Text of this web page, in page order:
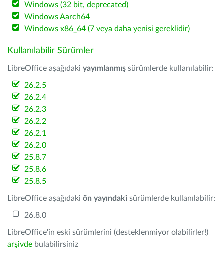
Windows (32 bit, deprecated)
Windows Aarch64
Windows x86_64 (7 veya daha yenisi gereklidir)
Kullanılabilir Sürümler
LibreOffice aşağıdaki yayımlanmış sürümlerde kullanılabilir:
26.2.5
26.2.4
26.2.3
26.2.2
26.2.1
26.2.0
25.8.7
25.8.6
25.8.5
LibreOffice aşağıdaki ön yayındaki sürümlerde kullanılabilir:
26.8.0
LibreOffice'in eski sürümlerini (desteklenmiyor olabilirler!)
arşivde bulabilirsiniz